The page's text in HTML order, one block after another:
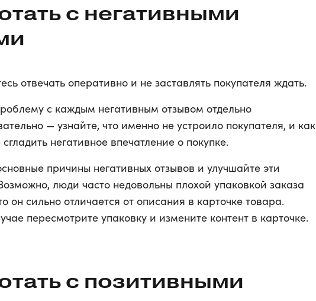
с негативными
отвечать оперативно и не заставлять покупателя ждать.
с каждым негативным отзывом отдельно
— узнайте, что именно не устроило покупателя, и как
негативное впечатление о покупке.
причины негативных отзывов и улучшайте эти
люди часто недовольны плохой упаковкой заказа
он сильно отличается от описания в карточке товара.
пересмотрите упаковку и измените контент в карточке.
с позитивными